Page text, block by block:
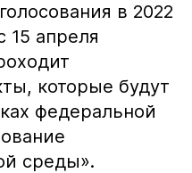
в 2022
15 апреля
которые будут
федеральной
среды».